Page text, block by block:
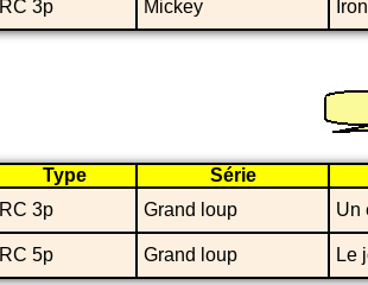
RC 3p Mickey
Type
Série
RC 3p Grand loup Un
RC 5p Grand loup Le